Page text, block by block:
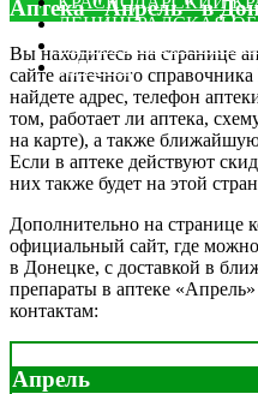
ЛЕНИНГРАДСКАЯ
ДРУГИЕ
Аптека "Апрель" в
Вы находитесь на странице
сайте аптечного
найдете адрес, телефон
том, работает ли аптека,
на карте), а также ближайшую
Если в аптеке действуют
них также будет на этой
Дополнительно на странице
официальный сайт, где можно
в Донецке, с доставкой в
препараты в аптеке
контактам:
Апрель